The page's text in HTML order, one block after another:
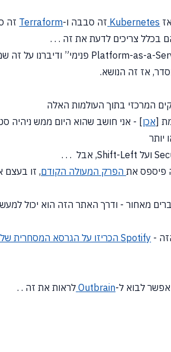
Kubernetes זה סבבה ו-Terraform זה
פנימי” ודיברנו על
אז זה הנושא.
המרכזי בתוך העולמות האלה
[אכן] - אני חושב שהוא היום ממש ניהיה
יותר
פיספס אתהפרק המעולה הקודם, זו בעצם
- Spotify הכריזו על הגרסא המסחרית של Backstage
אפשר לבוא ל-Outbrain לראות את זה . .